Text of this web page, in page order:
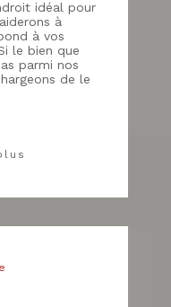
idéal pour
à
à vos
le bien que
parmi nos
de le